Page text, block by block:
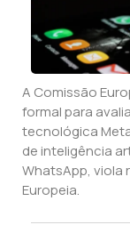
A Comissão
formal para
tecnológica
de inteligência
WhatsApp, viola
Europeia.